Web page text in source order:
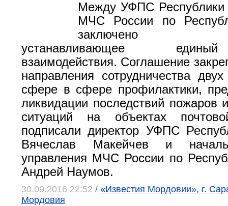
Между УФПС
МЧС России по
заключено
устанавливающее
взаимодействия. Соглашение
направления сотрудничества
сфере в сфере профилактики,
ликвидации последствий пожаров
ситуаций на объектах
подписали директор УФПС
Вячеслав Макейчев и
управления МЧС России по
Андрей Наумов.
30.09.2016 22:52 / «Известия Мордовии», г.
Мордовия